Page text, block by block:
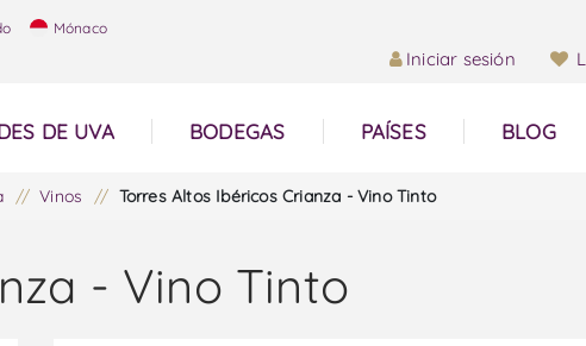
Mónaco
Iniciar sesión
DE UVA BODEGAS PAÍSES BLOG
/ Vinos / Torres Altos Ibéricos Crianza - Vino Tinto
- Vino Tinto